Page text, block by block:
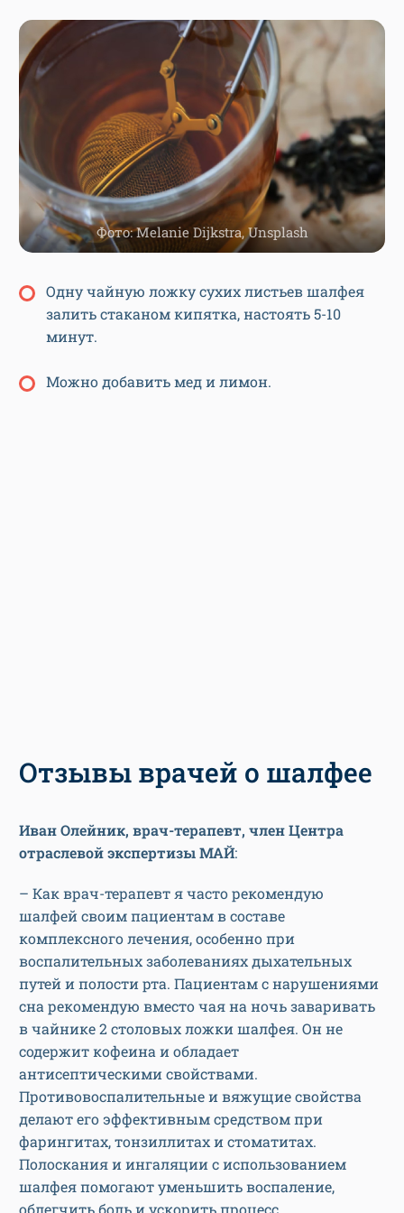
Фото: Melanie Dijkstra, Unsplash
Одну чайную ложку сухих листьев шалфея
залить стаканом кипятка, настоять 5-10
минут.
Можно добавить мед и лимон.
Отзывы врачей о шалфее
Иван Олейник, врач-терапевт, член Центра
отраслевой экспертизы МАЙ:
– Как врач-терапевт я часто рекомендую
шалфей своим пациентам в составе
комплексного лечения, особенно при
воспалительных заболеваниях дыхательных
путей и полости рта. Пациентам с нарушениями
сна рекомендую вместо чая на ночь заваривать
в чайнике 2 столовых ложки шалфея. Он не
содержит кофеина и обладает
антисептическими свойствами.
Противовоспалительные и вяжущие свойства
делают его эффективным средством при
фарингитах, тонзиллитах и стоматитах.
Полоскания и ингаляции с использованием
шалфея помогают уменьшить воспаление,
облегчить боль и ускорить процесс